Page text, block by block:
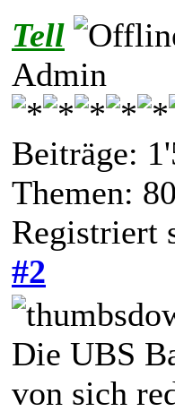
Tell
Admin
Beiträge:
Themen:
Registriert
#2
Die UBS
von sich